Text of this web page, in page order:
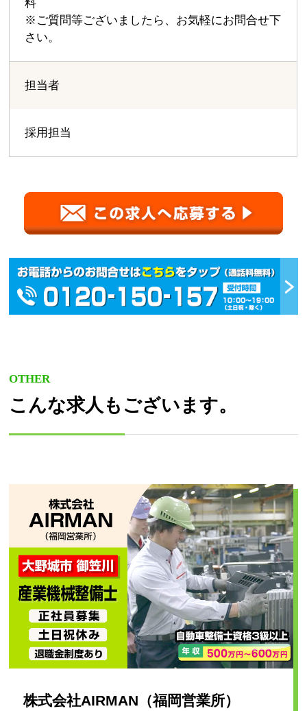
料
※ご質問等ございましたら、お気軽にお問合せ下
さい。
担当者
採用担当
OTHER
こんな求人もございます。
株式会社AIRMAN（福岡営業所）